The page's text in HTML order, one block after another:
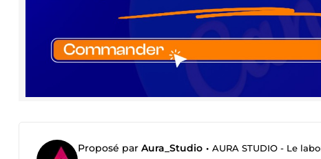
Proposé par Aura_Studio • AURA STUDIO - Le